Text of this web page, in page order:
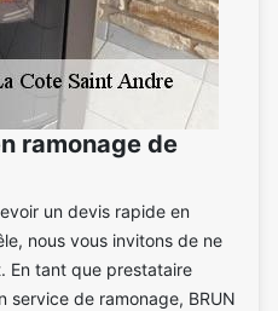
ramonage de
un devis rapide en
nous vous invitons de ne
En tant que prestataire
service de ramonage, BRUN